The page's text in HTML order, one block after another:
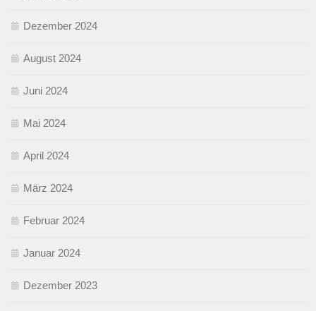
Dezember 2024
August 2024
Juni 2024
Mai 2024
April 2024
März 2024
Februar 2024
Januar 2024
Dezember 2023